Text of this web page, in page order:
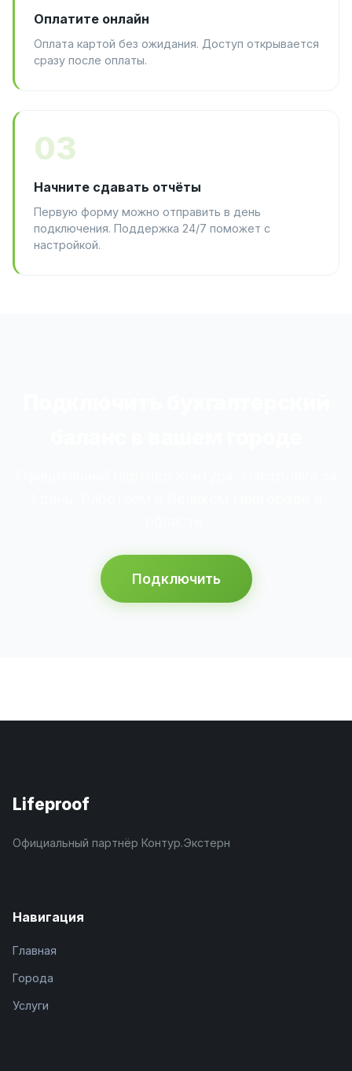
Оплатите онлайн
Оплата картой без ожидания. Доступ открывается
сразу после оплаты.
03
Начните сдавать отчёты
Первую форму можно отправить в день
подключения. Поддержка 24/7 поможет с
настройкой.
Подключить
Lifeproof
Официальный партнёр Контур.Экстерн
Навигация
Главная
Города
Услуги